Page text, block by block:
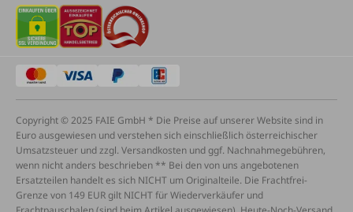
Copyright © 2025 FAIE GmbH * Die Preise auf unserer Website sind in
Euro ausgewiesen und verstehen sich einschließlich österreichischer
Umsatzsteuer und zzgl. Versandkosten und ggf. Nachnahmegebühren,
wenn nicht anders beschrieben ** Bei den von uns angebotenen
Ersatzteilen handelt es sich NICHT um Originalteile. Die Frachtfrei-
Grenze von 149 EUR gilt NICHT für Wiederverkäufer und